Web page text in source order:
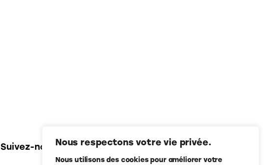
Nous respectons votre vie privée.
Nous utilisons des cookies pour améliorer votre
Suivez-nous